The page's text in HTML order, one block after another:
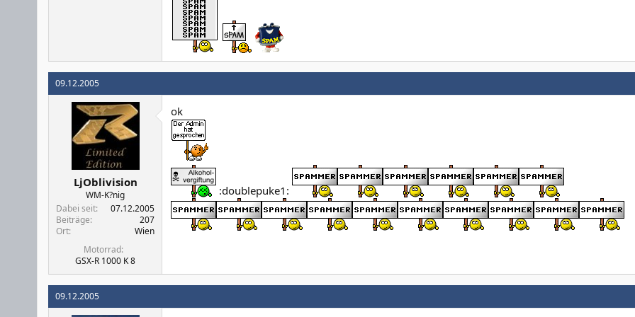
09.12.2005
LjOblivision
WM-K?nig
Dabei seit
07.12.2005
Beiträge
207
Ort
Wien
Motorrad
GSX-R 1000 K 8
ok
:doublepuke1:
09.12.2005